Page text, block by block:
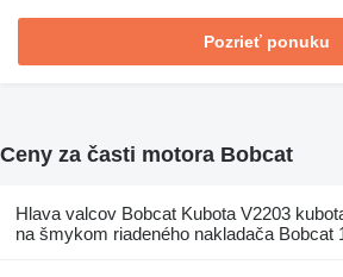
Pozrieť ponuku
Ceny za časti motora Bobcat
Hlava valcov Bobcat Kubota V2203
na šmykom riadeného nakladača Bobcat